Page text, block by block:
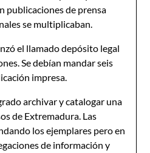
publicaciones de prensa
se multiplicaban.
el llamado depósito legal
Se debían mandar seis
impresa.
archivar y catalogar una
de Extremadura. Las
los ejemplares pero en
de información y